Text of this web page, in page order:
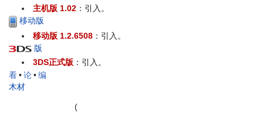
主机版 1.02 ：引入。
移动版
移动版 1.2.6508 ：引入。
版
3DS正式版 ：引入。
看•论•编
木材
(